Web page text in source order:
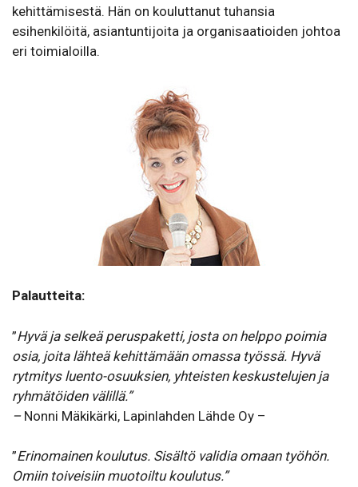
kehittämisestä. Hän on kouluttanut tuhansia
esihenkilöitä, asiantuntijoita ja organisaatioiden johtoa
eri toimialoilla.
Palautteita:
”Hyvä ja selkeä peruspaketti, josta on helppo poimia
osia, joita lähteä kehittämään omassa työssä. Hyvä
rytmitys luento-osuuksien, yhteisten keskustelujen ja
ryhmätöiden välillä.”
– Nonni Mäkikärki, Lapinlahden Lähde Oy –
”Erinomainen koulutus. Sisältö validia omaan työhön.
Omiin toiveisiin muotoiltu koulutus.”